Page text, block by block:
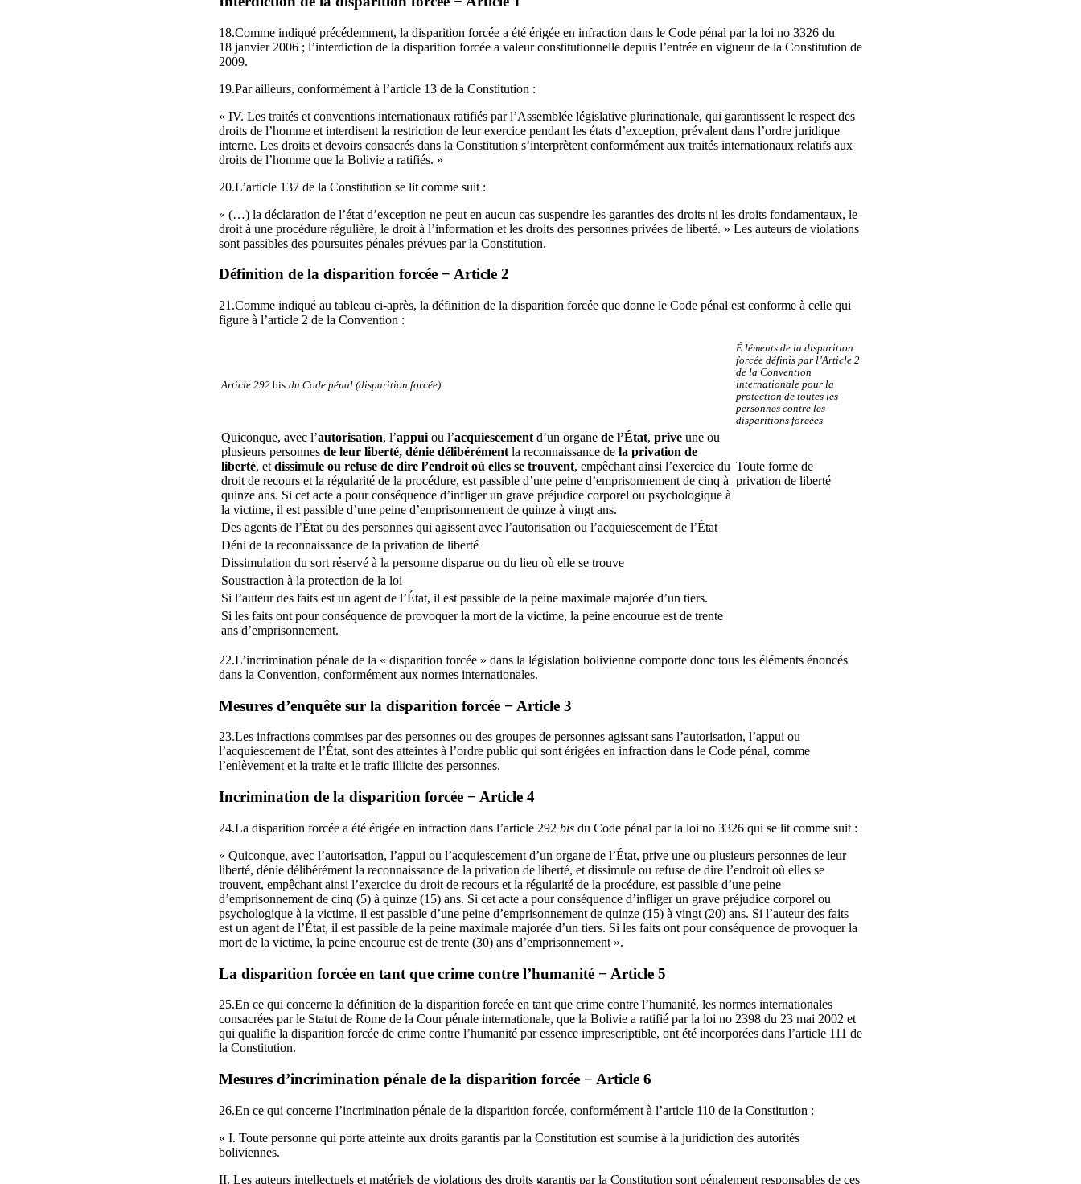
18.Comme indiqué précédemment, la disparition forcée a été érigée en infraction dans le Code pénal par la loi no 3326 du
18 janvier 2006 ; l’interdiction de la disparition forcée a valeur constitutionnelle depuis l’entrée en vigueur de la Constitution de
2009.
19.Par ailleurs, conformément à l’article 13 de la Constitution :
« IV. Les traités et conventions internationaux ratifiés par l’Assemblée législative plurinationale, qui garantissent le respect des
droits de l’homme et interdisent la restriction de leur exercice pendant les états d’exception, prévalent dans l’ordre juridique
interne. Les droits et devoirs consacrés dans la Constitution s’interprètent conformément aux traités internationaux relatifs aux
droits de l’homme que la Bolivie a ratifiés. »
20.L’article 137 de la Constitution se lit comme suit :
« (…) la déclaration de l’état d’exception ne peut en aucun cas suspendre les garanties des droits ni les droits fondamentaux, le
droit à une procédure régulière, le droit à l’information et les droits des personnes privées de liberté. » Les auteurs de violations
sont passibles des poursuites pénales prévues par la Constitution.
Définition de la disparition forcée − Article 2
21.Comme indiqué au tableau ci-après, la définition de la disparition forcée que donne le Code pénal est conforme à celle qui
figure à l’article 2 de la Convention :
Article 292 bis du Code pénal (disparition forcée)
É léments de la disparition
forcée définis par l’Article 2
de la Convention
internationale pour la
protection de toutes les
personnes contre les
disparitions forcées
Quiconque, avec l’autorisation, l’appui ou l’acquiescement d’un organe de l’État, prive une ou
plusieurs personnes de leur liberté, dénie délibérément la reconnaissance de la privation de
liberté, et dissimule ou refuse de dire l’endroit où elles se trouvent, empêchant ainsi l’exercice du
droit de recours et la régularité de la procédure, est passible d’une peine d’emprisonnement de cinq à
quinze ans. Si cet acte a pour conséquence d’infliger un grave préjudice corporel ou psychologique à
la victime, il est passible d’une peine d’emprisonnement de quinze à vingt ans.
Toute forme de
privation de liberté
Des agents de l’État ou des personnes qui agissent avec l’autorisation ou l’acquiescement de l’État
Déni de la reconnaissance de la privation de liberté
Dissimulation du sort réservé à la personne disparue ou du lieu où elle se trouve
Soustraction à la protection de la loi
Si l’auteur des faits est un agent de l’État, il est passible de la peine maximale majorée d’un tiers.
Si les faits ont pour conséquence de provoquer la mort de la victime, la peine encourue est de trente
ans d’emprisonnement.
22.L’incrimination pénale de la « disparition forcée » dans la législation bolivienne comporte donc tous les éléments énoncés
dans la Convention, conformément aux normes internationales.
Mesures d’enquête sur la disparition forcée − Article 3
23.Les infractions commises par des personnes ou des groupes de personnes agissant sans l’autorisation, l’appui ou
l’acquiescement de l’État, sont des atteintes à l’ordre public qui sont érigées en infraction dans le Code pénal, comme
l’enlèvement et la traite et le trafic illicite des personnes.
Incrimination de la disparition forcée − Article 4
24.La disparition forcée a été érigée en infraction dans l’article 292 bis du Code pénal par la loi no 3326 qui se lit comme suit :
« Quiconque, avec l’autorisation, l’appui ou l’acquiescement d’un organe de l’État, prive une ou plusieurs personnes de leur
liberté, dénie délibérément la reconnaissance de la privation de liberté, et dissimule ou refuse de dire l’endroit où elles se
trouvent, empêchant ainsi l’exercice du droit de recours et la régularité de la procédure, est passible d’une peine
d’emprisonnement de cinq (5) à quinze (15) ans. Si cet acte a pour conséquence d’infliger un grave préjudice corporel ou
psychologique à la victime, il est passible d’une peine d’emprisonnement de quinze (15) à vingt (20) ans. Si l’auteur des faits
est un agent de l’État, il est passible de la peine maximale majorée d’un tiers. Si les faits ont pour conséquence de provoquer la
mort de la victime, la peine encourue est de trente (30) ans d’emprisonnement ».
La disparition forcée en tant que crime contre l’humanité − Article 5
25.En ce qui concerne la définition de la disparition forcée en tant que crime contre l’humanité, les normes internationales
consacrées par le Statut de Rome de la Cour pénale internationale, que la Bolivie a ratifié par la loi no 2398 du 23 mai 2002 et
qui qualifie la disparition forcée de crime contre l’humanité par essence imprescriptible, ont été incorporées dans l’article 111 de
la Constitution.
Mesures d’incrimination pénale de la disparition forcée − Article 6
26.En ce qui concerne l’incrimination pénale de la disparition forcée, conformément à l’article 110 de la Constitution :
« I. Toute personne qui porte atteinte aux droits garantis par la Constitution est soumise à la juridiction des autorités
boliviennes.
II. Les auteurs intellectuels et matériels de violations des droits garantis par la Constitution sont pénalement responsables de ces